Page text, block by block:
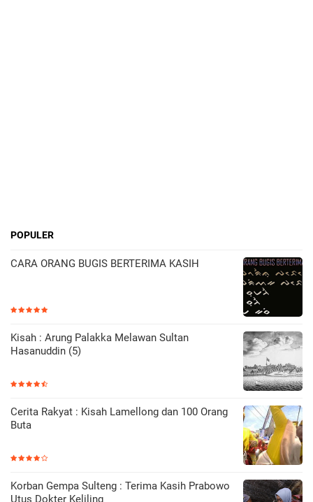
POPULER
CARA ORANG BUGIS BERTERIMA KASIH
Kisah : Arung Palakka Melawan Sultan
Hasanuddin (5)
Cerita Rakyat : Kisah Lamellong dan 100 Orang
Buta
Korban Gempa Sulteng : Terima Kasih Prabowo
Utus Dokter Keliling